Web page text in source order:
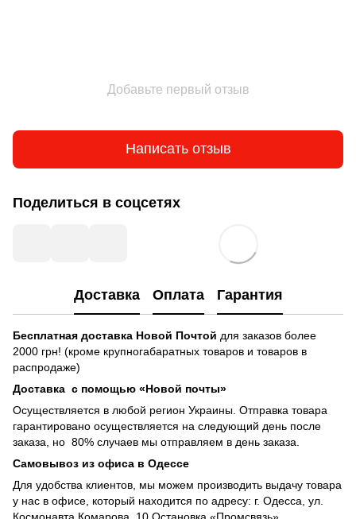
Добавьте первый отзыв
Написать отзыв
Поделиться в соцсетях
Доставка Оплата Гарантия
Бесплатная доставка Новой Почтой для заказов более
2000 грн! (кроме крупногабаратных товаров и товаров в
распродаже)
Доставка с помощью «Новой почты»
Осуществляется в любой регион Украины. Отправка товара
гарантировано осуществляется на следующий день после
заказа, но 80% случаев мы отправляем в день заказа.
Самовывоз из офиса в Одессе
Для удобства клиентов, мы можем производить выдачу товара
у нас в офисе, который находится по адресу: г. Одесса, ул.
Космонавта Комарова, 10 Остановка «Промсвязь»